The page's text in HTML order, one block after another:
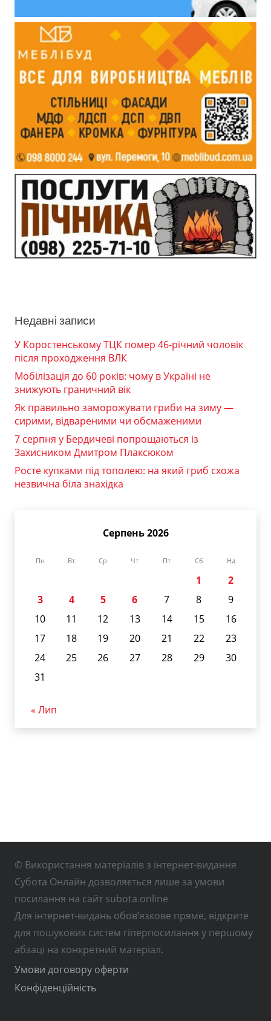
Недавні записи
У Коростенському ТЦК помер 46-річний чоловік
після проходження ВЛК
Мобілізація до 60 років: чому в Україні не
знижують граничний вік
Як правильно заморожувати гриби на зиму —
сирими, відвареними чи обсмаженими
7 серпня у Бердичеві попрощаються із
Захисником Дмитром Плаксюком
Росте купками під тополею: на який гриб схожа
незвична біла знахідка
Серпень 2026
Пн Вт Ср Чт Пт Сб Нд
1
2
3
4 5 6 7 8
9
10
11 12 13 14 15
16
17
18 19 20 21 22
23
24
25 26 27 28 29
30
31
« Лип
© Використання матеріалів з інтернет-видання
Субота Онлайн дозволяється лише за умови
посилання на сайт subota.online
Для інтернет-видань обов’язкове пряме, відкрите
для пошукових систем гіперпосилання у першому
абзаці на конкретний матеріал.
Умови договору оферти
Конфіденційність